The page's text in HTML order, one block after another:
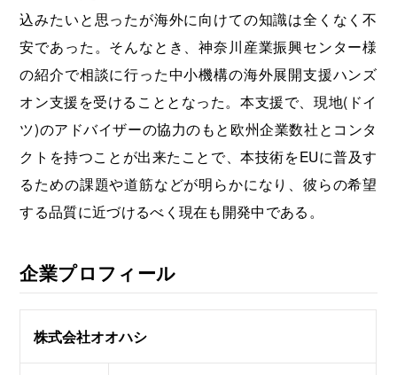
込みたいと思ったが海外に向けての知識は全くなく不
安であった。そんなとき、神奈川産業振興センター様
の紹介で相談に行った中小機構の海外展開支援ハンズ
オン支援を受けることとなった。本支援で、現地(ドイ
ツ)のアドバイザーの協力のもと欧州企業数社とコンタ
クトを持つことが出来たことで、本技術をEUに普及す
るための課題や道筋などが明らかになり、彼らの希望
する品質に近づけるべく現在も開発中である。
企業プロフィール
株式会社オオハシ